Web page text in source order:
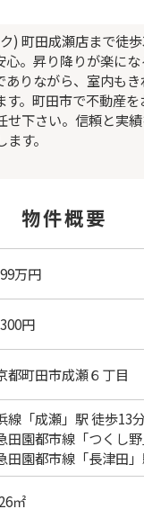
町田成瀬店まで徒歩
心。昇り降りが楽に
ありながら、室内も
す。町田市で不動産
せ下さい。信頼と実
す。
物件概要
万円
円
都町田市成瀬６丁目
線「成瀬」駅 徒歩13
田園都市線「つくし野
田園都市線「長津田
㎡